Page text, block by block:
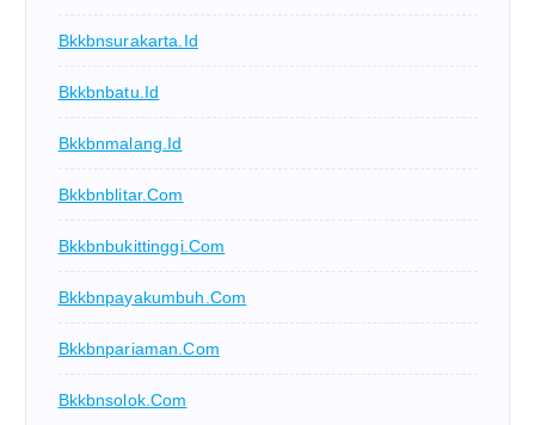
Bkkbnsurakarta.id
Bkkbnbatu.id
Bkkbnmalang.id
Bkkbnblitar.com
Bkkbnbukittinggi.com
Bkkbnpayakumbuh.com
Bkkbnpariaman.com
Bkkbnsolok.com